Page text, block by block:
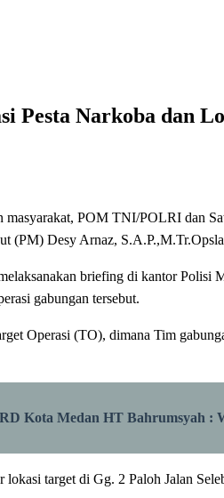
Pesta Narkoba dan
masyarakat, POM TNI/POLRI dan
(PM) Desy Arnaz,
briefing di kantor
gabungan tersebut.
Operasi (TO), dimana Tim
Kota Medan HT Bahrumsyah
target di Gg. 2 Paloh Jalan